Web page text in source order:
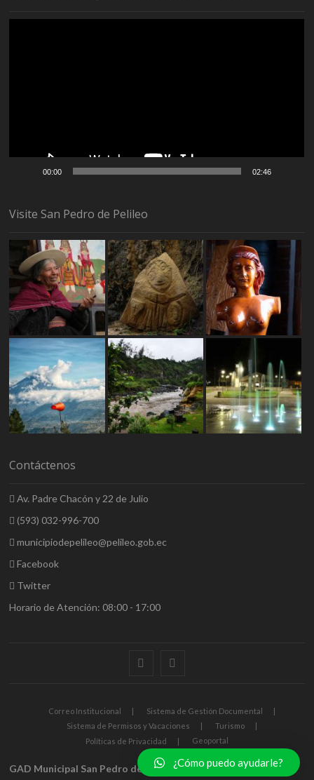
00:00 02:46
Visite San Pedro de Pelileo
Contáctenos
Av. Padre Chacón y 22 de Julio
(593) 032-996-700
municipiodepelileo@pelileo.gob.ec
Facebook
Twitter
Horario de Atención: 08:00 - 17:00
Correo Institucional
Sistema de Gestión Documental
Sistema de Permisos y Vacaciones
Turismo
Políticas de Privacidad
Geoportal
GAD Municipal San Pedro de Pelileo| Pelileo Inmortal
¿Cómo puedo ayudarle?